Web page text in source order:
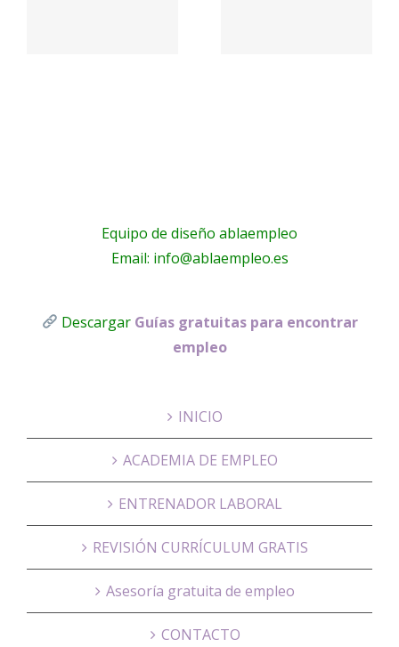
Equipo de diseño ablaempleo
Email: info@ablaempleo.es
Descargar Guías gratuitas para encontrar
empleo
INICIO
ACADEMIA DE EMPLEO
ENTRENADOR LABORAL
REVISIÓN CURRÍCULUM GRATIS
Asesoría gratuita de empleo
CONTACTO